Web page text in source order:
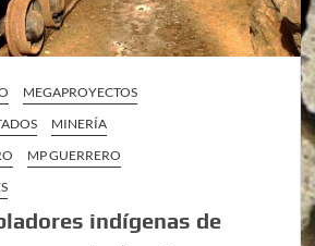
MEGAPROYECTOS
MINERÍA
MP GUERRERO
indígenas de